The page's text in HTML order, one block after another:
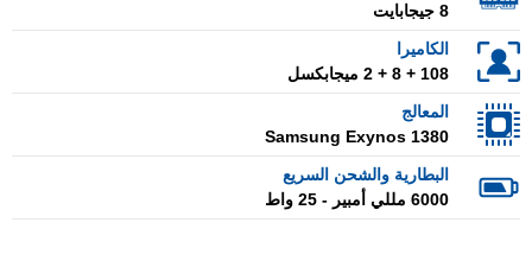
8 جيجابايت
الكاميرا
108 + 8 + 2 ميجابكسل
المعالج
Samsung Exynos 1380
البطارية والشحن السريع
6000 مللي أمبير - 25 واط